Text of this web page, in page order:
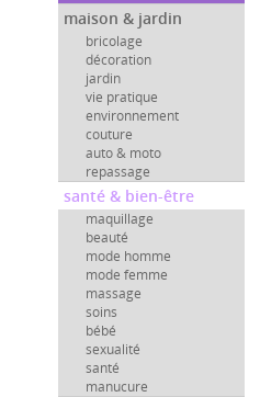
maison & jardin
bricolage
décoration
jardin
vie pratique
environnement
couture
auto & moto
repassage
santé & bien-être
maquillage
beauté
mode homme
mode femme
massage
soins
bébé
sexualité
santé
manucure